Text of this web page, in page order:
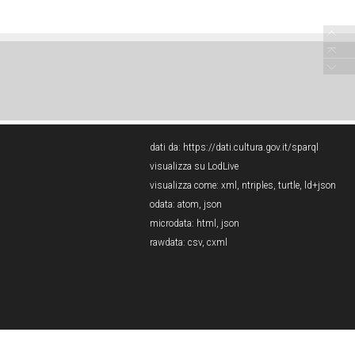
dati da: https://dati.cultura.gov.it/sparql
visualizza su LodLive
visualizza come: xml , ntriples, turtle, ld+json
odata: atom, json
microdata: html , json
rawdata: csv, cxml